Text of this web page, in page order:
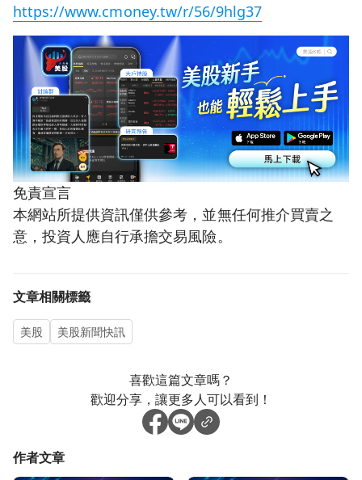
https://www.cmoney.tw/r/56/9hlg37
免責宣言
本網站所提供資訊僅供參考，並無任何推介買賣之
意，投資人應自行承擔交易風險。
文章相關標籤
美股 美股新聞快訊
喜歡這篇文章嗎？
歡迎分享，讓更多人可以看到！
作者文章